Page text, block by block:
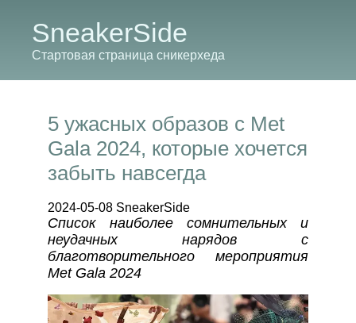
SneakerSide
Стартовая страница сникерхеда
5 ужасных образов с Met
Gala 2024, которые хочется
забыть навсегда
2024-05-08 SneakerSide
Список наиболее сомнительных и
неудачных нарядов с
благотворительного мероприятия
Met Gala 2024